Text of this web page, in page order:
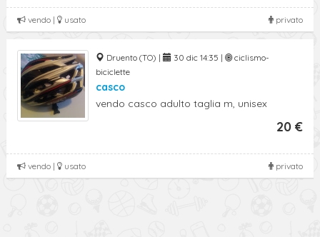
privato
vendo | usato
Druento (TO) | 30 dic 14:35 |
ciclismo-
biciclette
casco
vendo casco adulto taglia m, unisex
20 €
privato
vendo | usato